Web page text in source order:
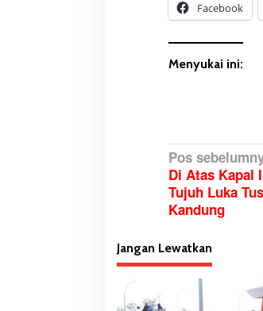
Facebook
Menyukai ini:
N
a
v
i
g
a
Pos
Di Atas Kapal
Tujuh Luka
Kandung
Jangan Lewatkan